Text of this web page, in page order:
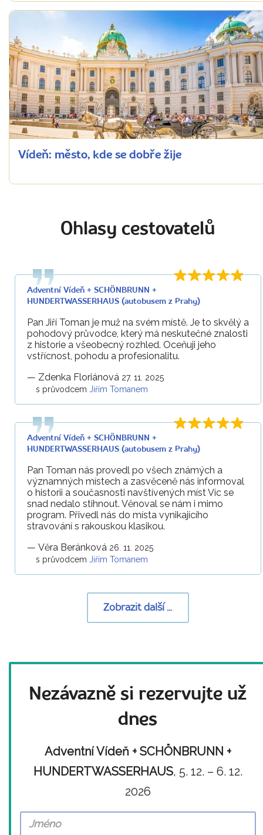
Vídeň: město, kde se dobře žije
Ohlasy cestovatelů
Adventní Vídeň + SCHÖNBRUNN +
HUNDERTWASSERHAUS (autobusem z Prahy)
Pan Jiří Toman je muž na svém místě. Je to skvělý a
pohodový průvodce, který má neskutečné znalosti
z historie a všeobecný rozhled. Oceňuji jeho
vstřícnost, pohodu a profesionalitu.
— Zdenka Floriánová 27. 11. 2025
s průvodcem Jiřím Tomanem
Adventní Vídeň + SCHÖNBRUNN +
HUNDERTWASSERHAUS (autobusem z Prahy)
Pan Toman nás provedl po všech známých a
významných místech a zasvěceně nás informoval
o historii a současnosti navštívených míst Víc se
snad nedalo stihnout. Věnoval se nám i mimo
program. Přivedl nás do místa vynikajícího
stravování s rakouskou klasikou.
— Věra Beránková 26. 11. 2025
s průvodcem Jiřím Tomanem
Zobrazit další ...
Nezávazně si rezervujte už
dnes
Adventní Vídeň + SCHÖNBRUNN +
HUNDERTWASSERHAUS, 5. 12. – 6. 12.
2026